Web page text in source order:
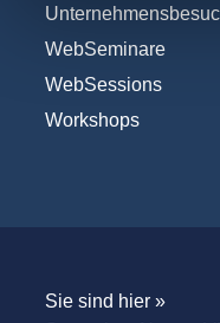
WebSeminare
WebSessions
Workshops
Sie sind hier »